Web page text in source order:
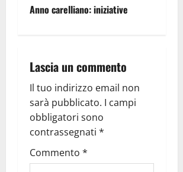
Anno carelliano: iniziative
Lascia un commento
Il tuo indirizzo email non
sarà pubblicato. I campi
obbligatori sono
contrassegnati *
Commento *